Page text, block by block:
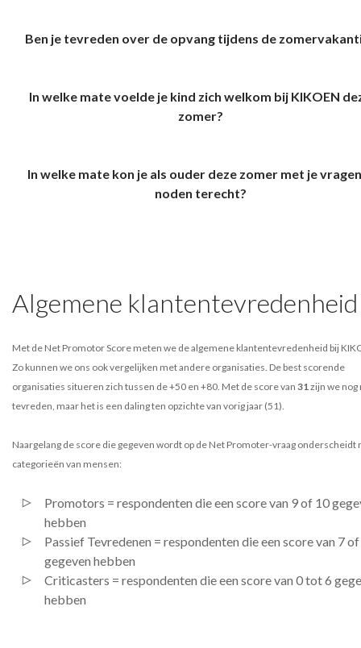
Ben je tevreden over de opvang tijdens de
In welke mate voelde je kind zich welkom bij KIKOEN
zomer?
In welke mate kon je als ouder deze zomer met je
noden terecht?
Algemene klantentevredenheid
Met de Net Promotor Score meten we de algemene klantentevredenheid bij
Zo kunnen we ons ook vergelijken met andere organisaties. De best scorende
organisaties situeren zich tussen de +50 en +80. Met de score van 31zijn we nog
tevreden, maar het is een daling ten opzichte van vorig jaar (51).
Naargelang de score die gegeven wordt op de Net Promoter-vraag onderscheidt
categorieën van mensen:
Promotors = respondenten die een score van 9 of 10
hebben
Passief Tevredenen = respondenten die een score van 7
gegeven hebben
Criticasters = respondenten die een score van 0 tot 6
hebben